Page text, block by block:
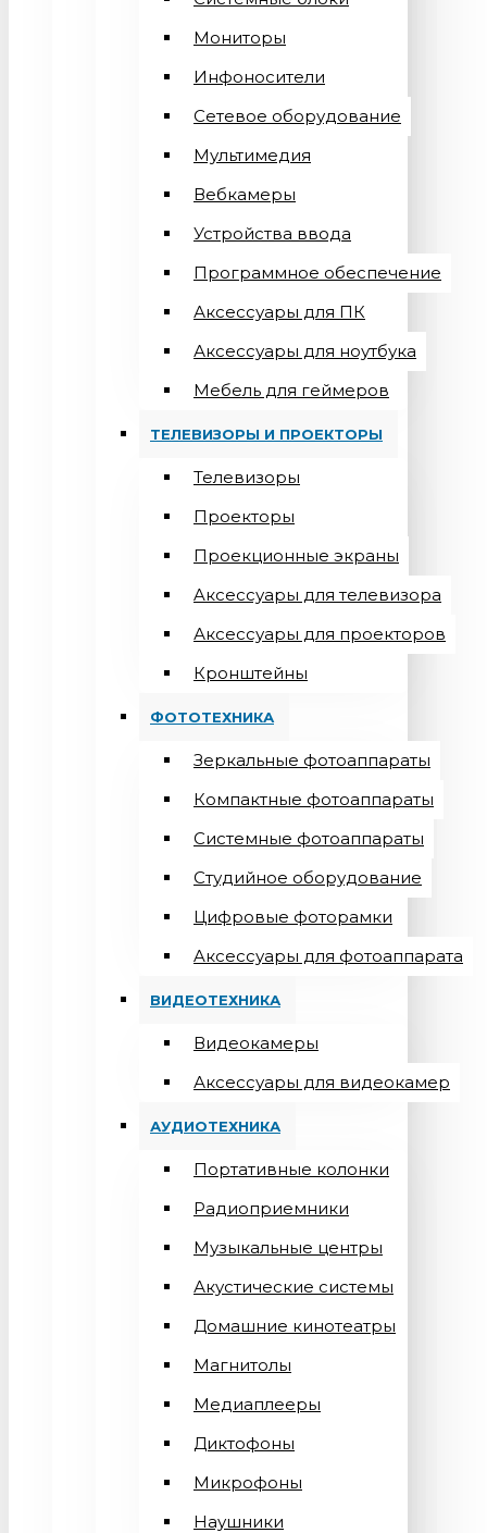
Мониторы
Инфоносители
Сетевое оборудование
Мультимедия
Вебкамеры
Устройства ввода
Программное обеспечение
Аксессуары для ПК
Аксессуары для ноутбука
Мебель для геймеров
ТЕЛЕВИЗОРЫ И ПРОЕКТОРЫ
Телевизоры
Проекторы
Проекционные экраны
Aксессуары для телевизора
Аксессуары для проекторов
Кронштейны
ФОТОТЕХНИКА
Зеркальные фотоаппараты
Компактные фотоаппараты
Системные фотоаппараты
Студийное оборудование
Цифровые фоторамки
Aксессуары для фотоаппарата
ВИДЕОТЕХНИКА
Видеокамеры
Аксессуары для видеокамер
АУДИОТЕХНИКА
Портативные колонки
Радиоприемники
Музыкальные центры
Акустические системы
Домашние кинотеатры
Магнитолы
Медиаплееры
Диктофоны
Микрофоны
Наушники